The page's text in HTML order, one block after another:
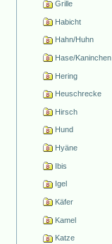
Grille
Habicht
Hahn/Huhn
Hase/Kaninchen
Hering
Heuschrecke
Hirsch
Hund
Hyäne
Ibis
Igel
Käfer
Kamel
Katze